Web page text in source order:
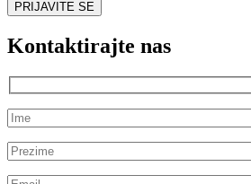
Kontaktirajte nas